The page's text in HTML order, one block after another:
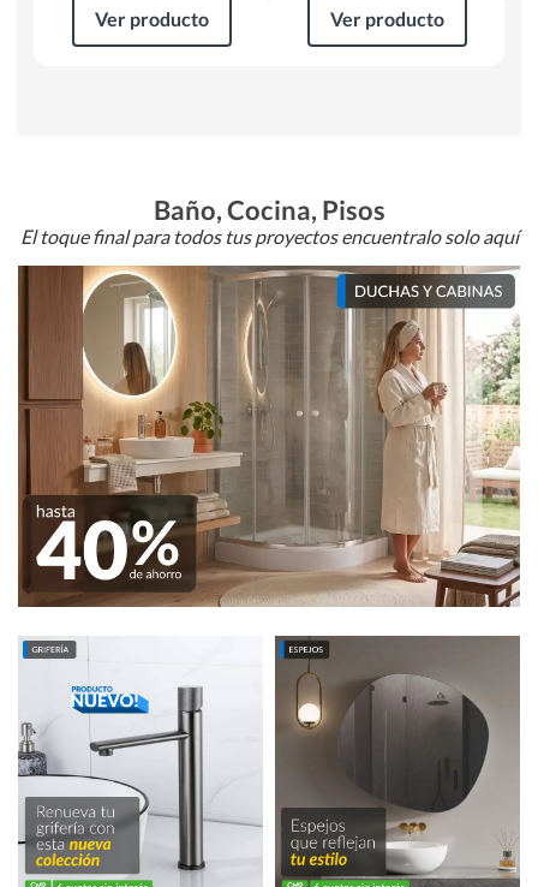
Ver producto Ver producto
Baño, Cocina, Pisos
El toque final para todos tus proyectos encuentralo solo aquí